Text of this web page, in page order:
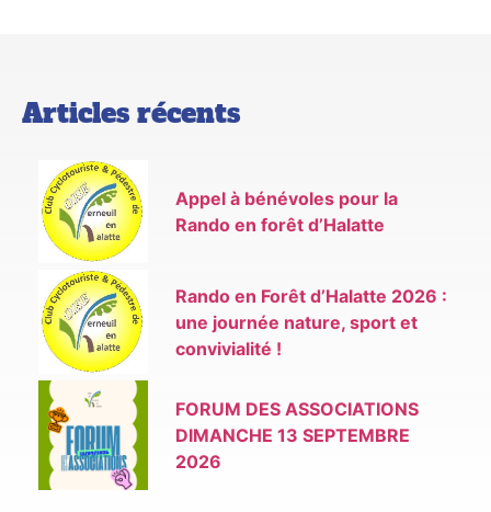
Articles récents
Appel à bénévoles pour la
Rando en forêt d’Halatte
Rando en Forêt d’Halatte 2026 :
une journée nature, sport et
convivialité !
FORUM DES ASSOCIATIONS
DIMANCHE 13 SEPTEMBRE
2026